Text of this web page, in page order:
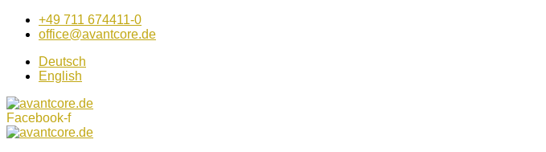
+49 711 674411-0
office@avantcore.de
Deutsch
English
Facebook-f